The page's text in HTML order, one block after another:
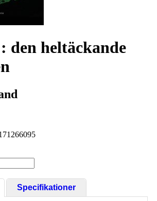
den heltäckande
Specifikationer